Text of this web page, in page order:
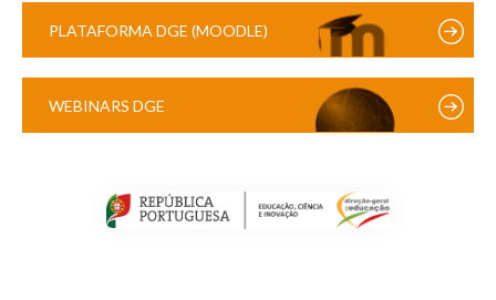
PLATAFORMA DGE (MOODLE)
WEBINARS DGE